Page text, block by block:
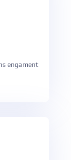
engament